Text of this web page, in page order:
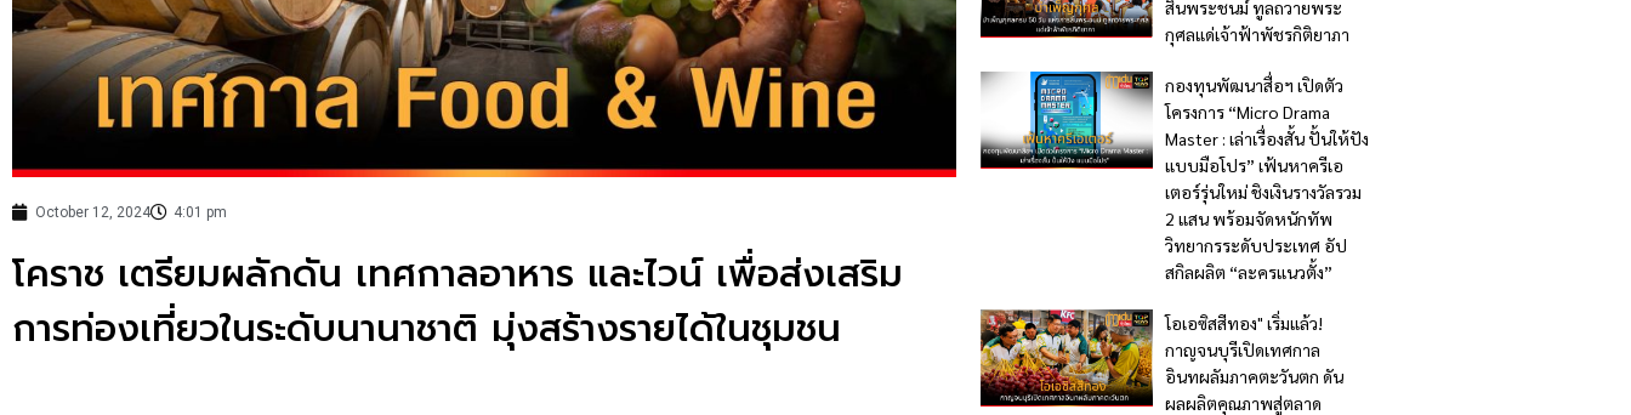
October 12, 2024 4:01 pm
โคราช เตรียมผลักดัน เทศกาลอาหาร และไวน์ เพื่อส่งเสริม
การท่องเที่ยวในระดับนานาชาติ มุ่งสร้างรายได้ในชุมชน
สิ้นพระชนม์ ทูลถวายพระ
กุศลแด่เจ้าฟ้าพัชรกิติยาภา
กองทุนพัฒนาสื่อฯ เปิดตัว
โครงการ “Micro Drama
Master : เล่าเรื่องสั้น ปั้นให้ปัง
แบบมือโปร” เฟ้นหาครีเอ
เตอร์รุ่นใหม่ ชิงเงินรางวัลรวม
2 แสน พร้อมจัดหนักทัพ
วิทยากรระดับประเทศ อัป
สกิลผลิต “ละครแนวตั้ง”
โอเอซิสสีทอง" เริ่มแล้ว!
กาญจนบุรีเปิดเทศกาล
อินทผลัมภาคตะวันตก ดัน
ผลผลิตคุณภาพสู่ตลาด